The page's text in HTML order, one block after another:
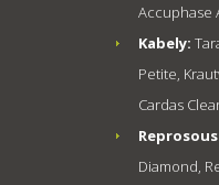
Accuphase
Kabely:
Petite,
Cardas
Diamond,